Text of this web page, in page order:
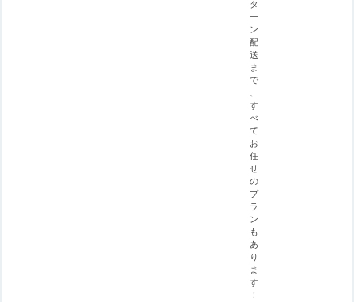
タ
ー
ン
配
送
ま
で
、
す
べ
て
お
任
せ
の
プ
ラ
ン
も
あ
り
ま
す
！